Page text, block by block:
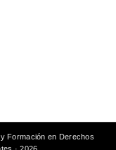
Formación en Derechos
· 2026